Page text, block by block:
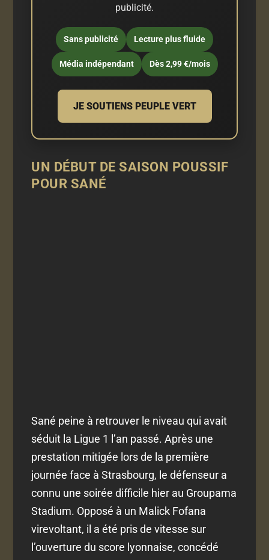
publicité.
Sans publicité Lecture plus fluide
Média indépendant Dès 2,99 €/mois
JE SOUTIENS PEUPLE VERT
UN DÉBUT DE SAISON POUSSIF
POUR SANÉ
Sané peine à retrouver le niveau qui avait
séduit la Ligue 1 l’an passé. Après une
prestation mitigée lors de la première
journée face à Strasbourg, le défenseur a
connu une soirée difficile hier au Groupama
Stadium. Opposé à un Malick Fofana
virevoltant, il a été pris de vitesse sur
l’ouverture du score lyonnaise, concédé